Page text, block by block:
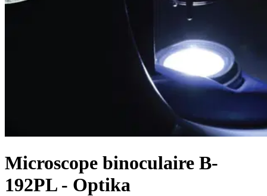
Microscope binoculaire B-
192PL - Optika